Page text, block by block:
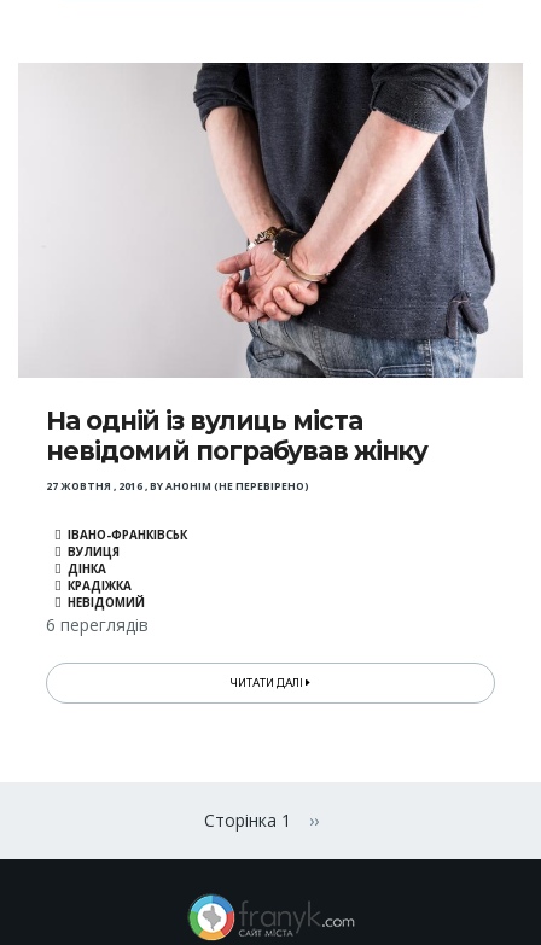
На одній із вулиць міста
невідомий пограбував жінку
27 ЖОВТНЯ , 2016,BYАНОНІМ (НЕ ПЕРЕВІРЕНО)
ІВАНО-ФРАНКІВСЬК
ВУЛИЦЯ
ДІНКА
КРАДІЖКА
НЕВІДОМИЙ
6 переглядів
ЧИТАТИ ДАЛІ
сторінки
Сторінка 1 Наступна сторінка
››